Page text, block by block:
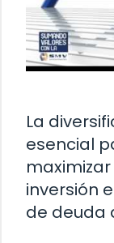
La
esencial
inversión
de deuda